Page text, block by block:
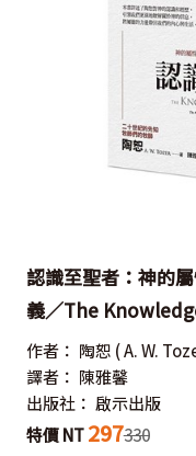
認識至聖者：神的
義／The
作者： 陶恕 ( A. W.
譯者： 陳雅馨
出版社： 啟示出版
特價 NT 297330